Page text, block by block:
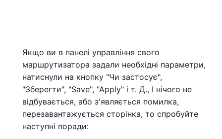
Якщо ви в панелі управління свого
маршрутизатора задали необхідні параметри,
натиснули на кнопку "Чи застосує",
"Зберегти", "Save", "Apply" і т. Д., І нічого не
відбувається, або з'являється помилка,
перезавантажується сторінка, то спробуйте
наступні поради: